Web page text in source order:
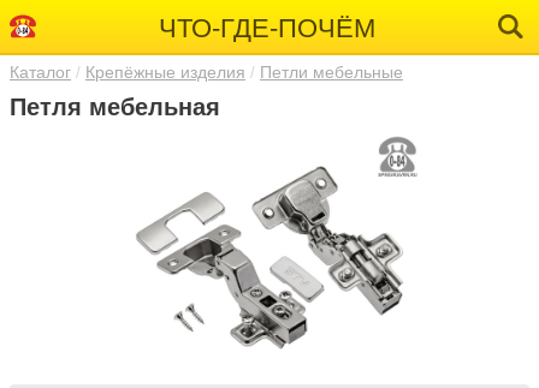
ЧТО-ГДЕ-ПОЧЁМ
Каталог Крепёжные изделия Петли мебельные
Петля мебельная